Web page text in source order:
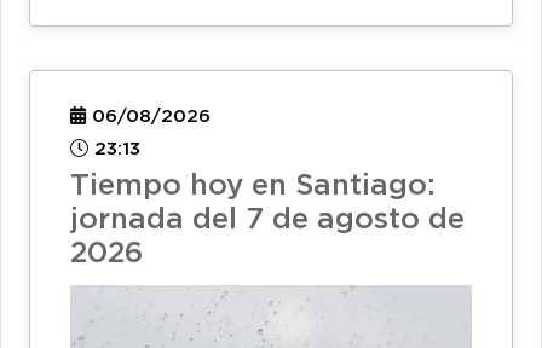
06/08/2026
23:13
Tiempo hoy en Santiago:
jornada del 7 de agosto de
2026